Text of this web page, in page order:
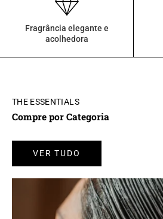
Fragrância elegante e
acolhedora
THE ESSENTIALS
Compre por Categoria
VER TUDO